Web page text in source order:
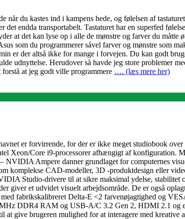
når du kastes ind i kampens hede, og følelsen af
endda transportabelt. Tastaturet har en superfed
at det kan lyse op i alle de mønstre og farver du måtte
som du programmerer såvel farver og mønstre som
er der altså ikke for mange i forvejen. Du kan godt
udnyttelse. Herudover så havde jeg store problemer
at jeg godt ville programmere …. (læs mere her)
er forvirrende, for der er ikke meget studiobook over
Xeon/Core i9-processorer afhængigt af konfiguration.
NVIDIA Ampere danner grundlaget for computernes
komplekse CAD-modeller, 3D -produktdesign eller
Studio-drivere til at sikre maksimal ydelse, stabilitet
et udvidet visuelt arbejdsområde. De er også
fabrikskalibreret Delta-E <2 farvenøjagtighed og
DDR4 RAM og USB-A/C 3.2 Gen 2, HDMI 2.1 og
give brugeren mulighed for at interagere med kreative